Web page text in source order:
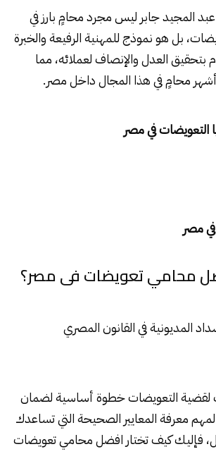
المجيد جابر ليس مجرد محامٍ بارز في
بل هو نموذج للمهنية الرفيعة والخبرة
بتحقيق العدل والإنصاف لعملائه، مما
محامٍ في هذا المجال داخل مصر.
في مصر
مصر
محامي تعويضات فى مصر؟
المديونية في القانون المصري
لقضية التعويضات خطوة أساسية لضمان
معرفة المعايير الصحيحة التي تساعدك
فإليك كيف تختار افضل محامي تعويضات